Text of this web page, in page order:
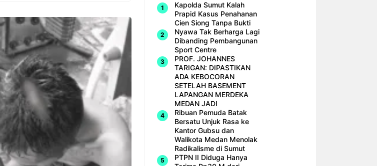
Kapolda Sumut Kalah
Prapid Kasus Penahanan
Cien Siong Tanpa Bukti
Nyawa Tak Berharga Lagi
Dibanding Pembangunan
Sport Centre
PROF. JOHANNES
TARIGAN: DIPASTIKAN
ADA KEBOCORAN
SETELAH BASEMENT
LAPANGAN MERDEKA
MEDAN JADI
Ribuan Pemuda Batak
Bersatu Unjuk Rasa ke
Kantor Gubsu dan
Walikota Medan Menolak
Radikalisme di Sumut
PTPN II Diduga Hanya